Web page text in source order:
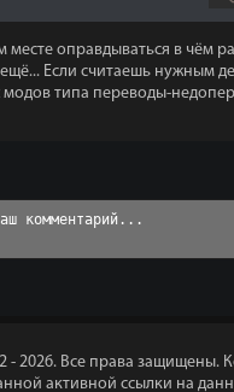
месте оправдываться в чём
Если считаешь нужным
модов типа переводы-
- 2026. Все права защищены.
активной ссылки на